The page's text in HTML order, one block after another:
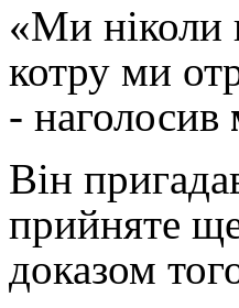
«Ми ніколи
котру ми
- наголосив
Він
прийняте
доказом